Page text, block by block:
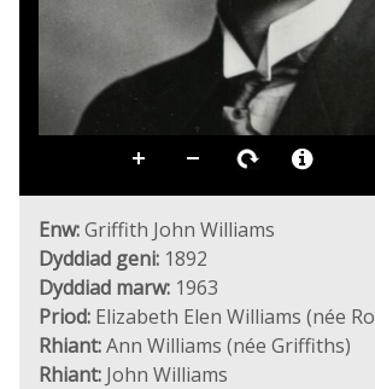
Enw:Griffith John Williams
Dyddiad geni: 1892
Dyddiad marw: 1963
Priod: Elizabeth Elen Williams (née
Rhiant:Ann Williams (née Griffiths)
Rhiant: John Williams